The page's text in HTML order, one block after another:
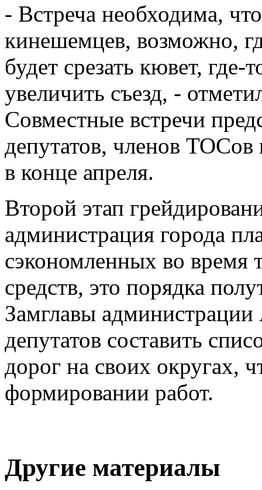
- Встреча необходима,
кинешемцев, возможно,
будет срезать кювет, где-
увеличить съезд, -
Совместные встречи
депутатов, членов ТОСов
в конце апреля.
Второй этап
администрация города
сэкономленных во время
средств, это порядка
Замглавы
депутатов составить
дорог на своих округах,
формировании работ.
Другие материалы